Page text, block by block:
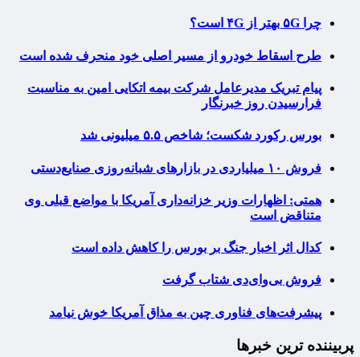
چرا ۵G بهتر از ۴G است؟
طرح اسقاط خودرو از مسیر اصلی خود منحرف شده است
پیام تبریک مدیرعامل شرکت بیمه اتکایی امین به مناسبت
فرارسیدن روز خبرنگار
بورس رکورد شکست؛ شاخص ۵.۵ میلیونی شد
فروش ۱۰ میلیاردی در بازارهای شبانه‌روزی صنایع‌دستی
همتی: اظهارات وزیر خزانه‌داری آمریکا با مواضع قبلی وی
متناقض است
کدال اثر اخبار جنگ بر بورس را کاهش داده است
فروش بی‌وای‌دی شتاب گرفت
پیشرفت‌های فناوری چین به مذاق آمریکا خوش نیامد
پربیننده ترین خبرها